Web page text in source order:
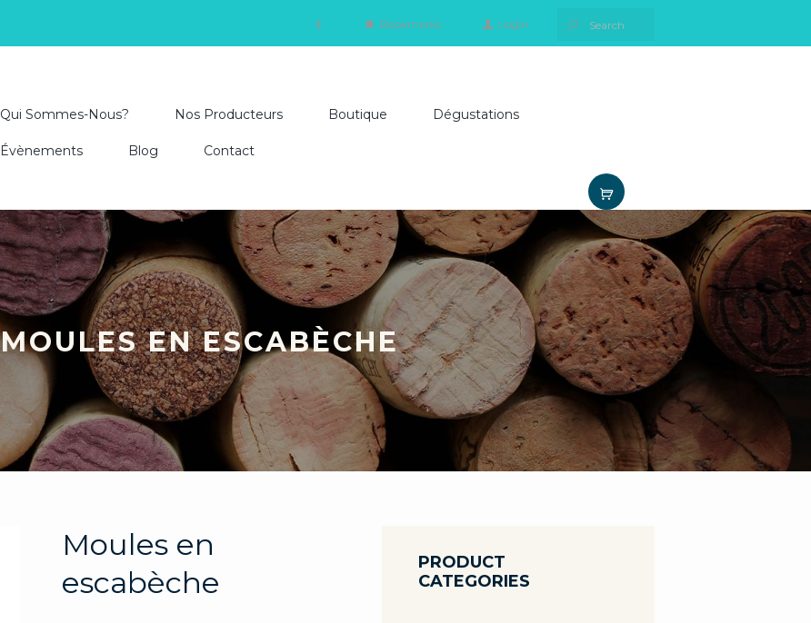
$ Bookmarks Login
Qui Sommes-Nous? Nos Producteurs Boutique Dégustations
Évènements Blog Contact
MOULES EN ESCABÈCHE
Moules en
escabèche
PRODUCT
CATEGORIES